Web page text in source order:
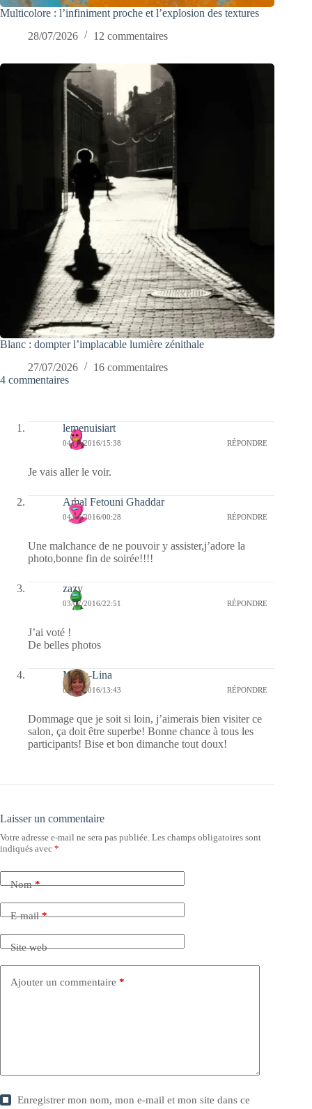
Multicolore : l’infiniment proche et l’explosion des textures
28/07/2026
12 commentaires
Blanc : dompter l’implacable lumière zénithale
27/07/2026
16 commentaires
4 commentaires
lemenuisiart
04/07/2016/15:38 RÉPONDRE
Je vais aller le voir.
Amal Fetouni Ghaddar
04/07/2016/00:28 RÉPONDRE
Une malchance de ne pouvoir y assister,j’adore la
photo,bonne fin de soirée!!!!
zazy
03/07/2016/22:51 RÉPONDRE
J’ai voté !
De belles photos
Maria-Lina
03/07/2016/13:43 RÉPONDRE
Dommage que je soit si loin, j’aimerais bien visiter ce
salon, ça doit être superbe! Bonne chance à tous les
participants! Bise et bon dimanche tout doux!
Laisser un commentaire
Votre adresse e-mail ne sera pas publiée. Les champs obligatoires sont
indiqués avec *
Nom*
E-mail*
Site web
Ajouter un commentaire *
Enregistrer mon nom, mon e-mail et mon site dans ce